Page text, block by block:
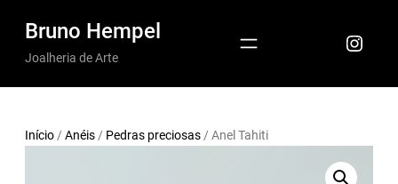
paraBruno Hempel
Joalheria de Arte
Início / Anéis / Pedras preciosas / Anel Tahiti